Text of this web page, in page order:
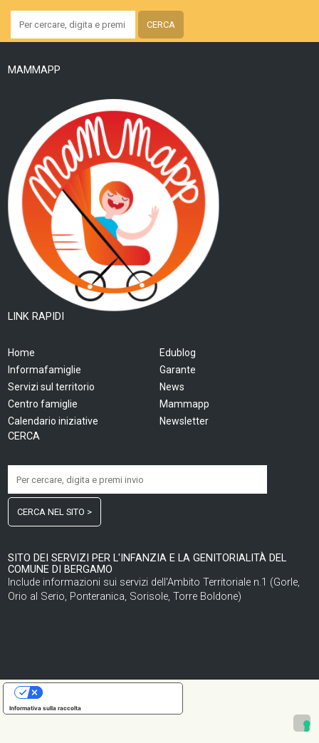
MAMMAPP
LINK RAPIDI
Home
Informafamiglie
Servizi sul territorio
Centro famiglie
Calendario iniziative
Edublog
Garante
News
Mammapp
Newsletter
CERCA
CERCA NEL SITO >
SITO DEI SERVIZI PER L'INFANZIA E LA GENITORIALITÀ DEL
COMUNE DI BERGAMO
Include informazioni sui servizi dell'Ambito Territoriale n.1 (Gorle,
Orio al Serio, Ponteranica, Sorisole, Torre Boldone)
Informativa sulla raccolta
LE TUE PREFERENZE RELATIVE ALLA PRIVACY